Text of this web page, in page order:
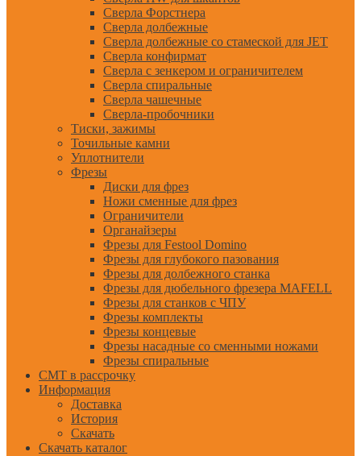
Сверла Форстнера
Сверла долбежные
Сверла долбежные со стамеской для JET
Сверла конфирмат
Сверла с зенкером и ограничителем
Сверла спиральные
Сверла чашечные
Сверла-пробочники
Тиски, зажимы
Точильные камни
Уплотнители
Фрезы
Диски для фрез
Ножи сменные для фрез
Ограничители
Органайзеры
Фрезы для Festool Domino
Фрезы для глубокого пазования
Фрезы для долбежного станка
Фрезы для дюбельного фрезера MAFELL
Фрезы для станков с ЧПУ
Фрезы комплекты
Фрезы концевые
Фрезы насадные со сменными ножами
Фрезы спиральные
CMT в рассрочку
Информация
Доставка
История
Скачать
Скачать каталог